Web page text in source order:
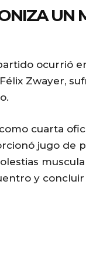
UN
ocurrió
Zwayer,
cuarta
jugo de
y